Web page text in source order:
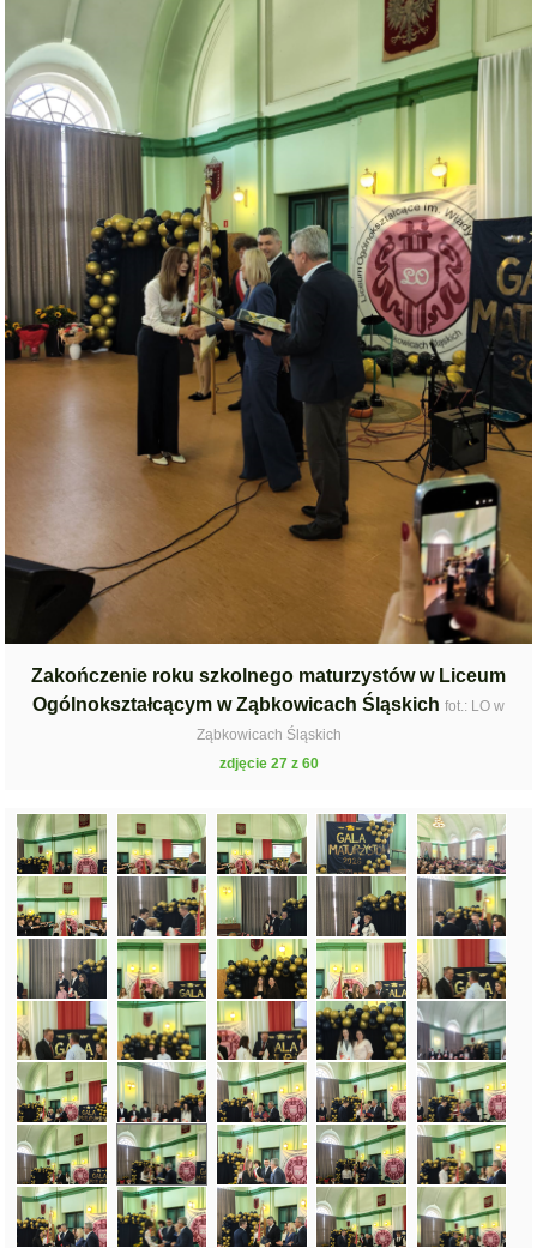
Zakończenie roku szkolnego maturzystów w Liceum
Ogólnokształcącym w Ząbkowicach Śląskich fot.: LO w
Ząbkowicach Śląskich
zdjęcie 27 z 60